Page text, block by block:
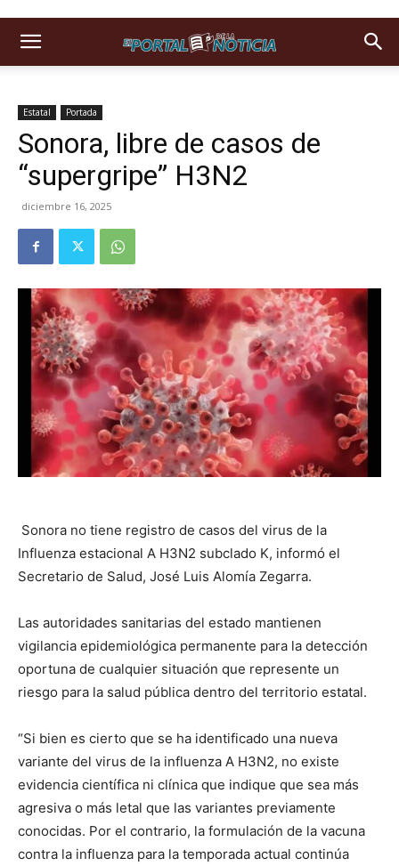
Estatal Portada
Sonora, libre de casos de
“supergripe” H3N2
diciembre 16, 2025
Sonora no tiene registro de casos del virus de la
Influenza estacional A H3N2 subclado K, informó el
Secretario de Salud, José Luis Alomía Zegarra.
Las autoridades sanitarias del estado mantienen
vigilancia epidemiológica permanente para la detección
oportuna de cualquier situación que represente un
riesgo para la salud pública dentro del territorio estatal.
“Si bien es cierto que se ha identificado una nueva
variante del virus de la influenza A H3N2, no existe
evidencia científica ni clínica que indique que sea más
agresiva o más letal que las variantes previamente
conocidas. Por el contrario, la formulación de la vacuna
contra la influenza para la temporada actual continúa